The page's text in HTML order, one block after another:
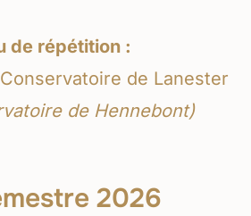
de répétition :
de Lanester
de Hennebont)
2026